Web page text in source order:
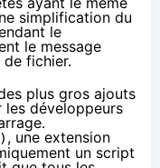
simplification du
le
le message
de fichier.
plus gros ajouts
développeurs
, une extension
un script